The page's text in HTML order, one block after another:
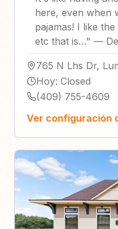
here, even when
pajamas! I like
etc that is…" —
765 N Lhs Dr,
Hoy: Closed
(409) 755-4609
Ver configuración